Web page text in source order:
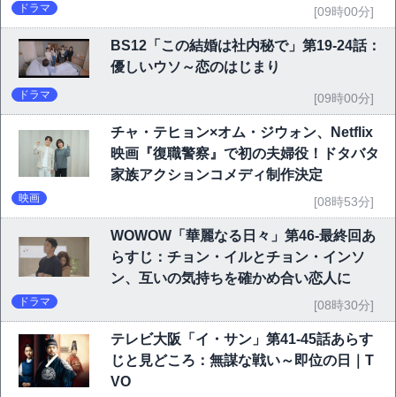
ドラマ [09時00分]
BS12「この結婚は社内秘で」第19-24話：
優しいウソ～恋のはじまり
ドラマ [09時00分]
チャ・テヒョン×オム・ジウォン、Netflix
映画『復職警察』で初の夫婦役！ドタバタ
家族アクションコメディ制作決定
映画 [08時53分]
WOWOW「華麗なる日々」第46-最終回あ
らすじ：チョン・イルとチョン・インソ
ン、互いの気持ちを確かめ合い恋人に
ドラマ [08時30分]
テレビ大阪「イ・サン」第41-45話あらす
じと見どころ：無謀な戦い～即位の日｜T
VO